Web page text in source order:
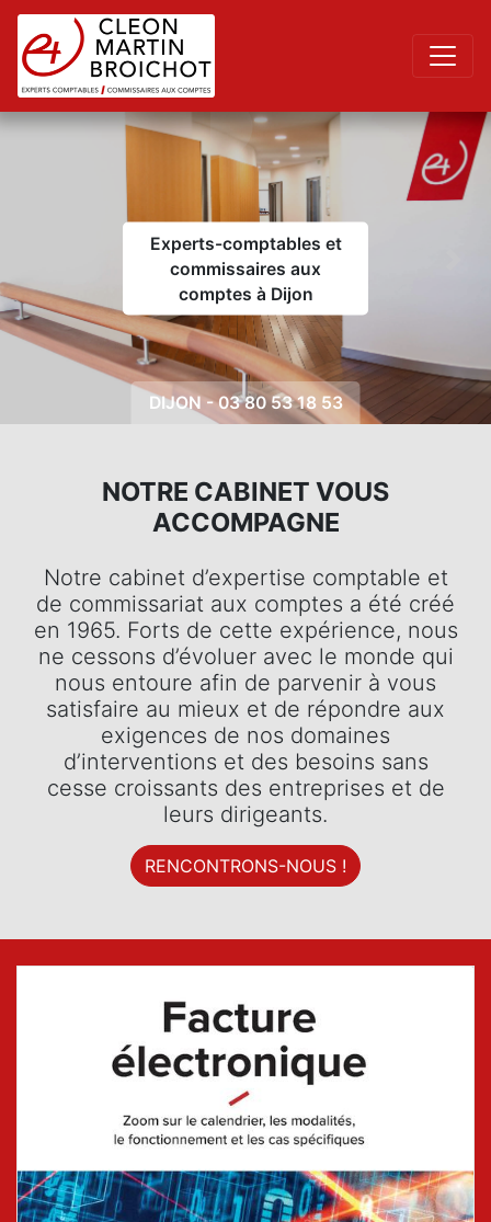
Previous
Experts-comptables et
commissaires aux
comptes à Dijon
DIJON - 03 80 53 18 53
NOTRE CABINET VOUS
ACCOMPAGNE
Notre cabinet d’expertise comptable et
de commissariat aux comptes a été créé
en 1965. Forts de cette expérience, nous
ne cessons d’évoluer avec le monde qui
nous entoure afin de parvenir à vous
satisfaire au mieux et de répondre aux
RENCONTRONS-NOUS !